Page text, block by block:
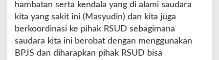
k
e
s
y
hambatan serta kendala yang di alami saudara
kita yang sakit ini (Masyudin) dan kita juga
berkoordinasi ke pihak RSUD sebagimana
saudara kita ini berobat dengan menggunakan
BPJS dan diharapkan pihak RSUD bisa